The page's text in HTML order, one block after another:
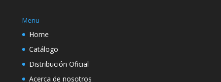
Menu
Home
Catálogo
Distribución Oficial
Acerca de nosotros